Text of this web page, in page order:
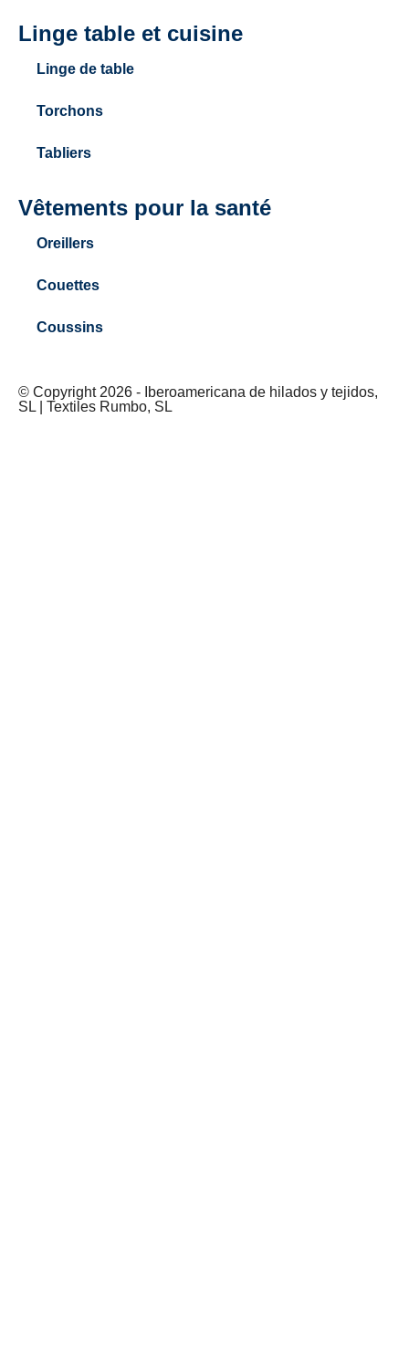
Linge table et cuisine
Linge de table
Torchons
Tabliers
Vêtements pour la santé
Oreillers
Couettes
Coussins
© Copyright 2026 - Iberoamericana de hilados y tejidos,
SL | Textiles Rumbo, SL